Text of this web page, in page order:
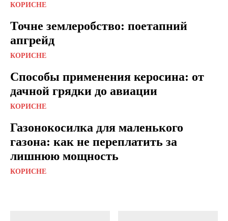
КОРИСНЕ
Точне землеробство: поетапний
апгрейд
КОРИСНЕ
Способы применения керосина: от
дачной грядки до авиации
КОРИСНЕ
Газонокосилка для маленького
газона: как не переплатить за
лишнюю мощность
КОРИСНЕ